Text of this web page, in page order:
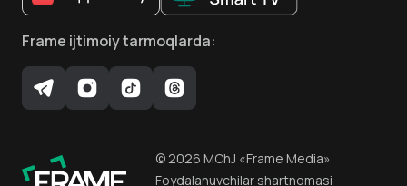
Frame ijtimoiy tarmoqlarda:
© 2026 MChJ «Frame Media»
Foydalanuvchilar shartnomasi